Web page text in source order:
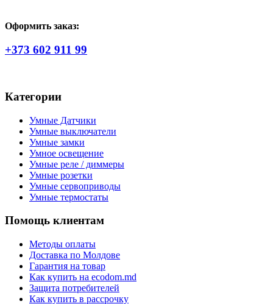
Оформить заказ:
+373 602 911 99
Категории
Умные Датчики
Умные выключатели
Умные замки
Умное освещение
Умные реле / диммеры
Умные розетки
Умные сервоприводы
Умные термостаты
Помощь клиентам
Методы оплаты
Доставка по Молдове
Гарантия на товар
Как купить на ecodom.md
Защита потребителей
Как купить в рассрочку